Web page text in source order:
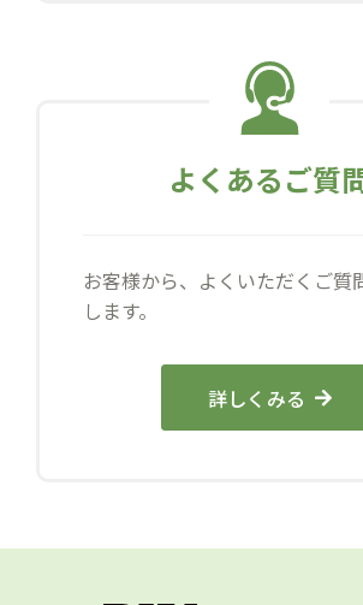
よくあるご質
お客様から、よくいただくご質
します。
詳しくみる